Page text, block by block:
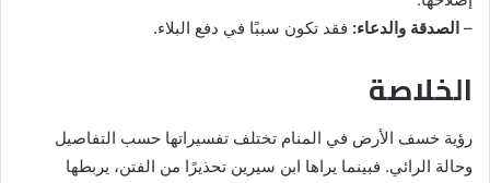
– الصدقة والدعاء: فقد تكون سببًا في دفع البلاء.
الخلاصة
رؤية خسف الأرض في المنام تختلف تفسيراتها حسب التفاصيل
وحالة الرائي. فبينما يراها ابن سيرين تحذيرًا من الفتن، يربطها